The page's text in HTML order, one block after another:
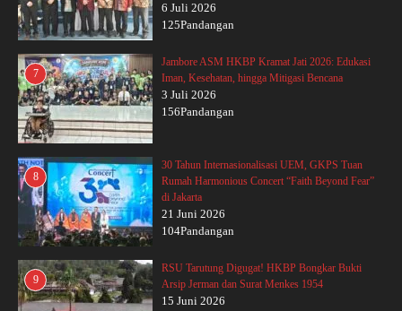
6 Juli 2026
125Pandangan
7
Jambore ASM HKBP Kramat Jati 2026: Edukasi
Iman, Kesehatan, hingga Mitigasi Bencana
3 Juli 2026
156Pandangan
8
30 Tahun Internasionalisasi UEM, GKPS Tuan
Rumah Harmonious Concert “Faith Beyond Fear”
di Jakarta
21 Juni 2026
104Pandangan
9
RSU Tarutung Digugat! HKBP Bongkar Bukti
Arsip Jerman dan Surat Menkes 1954
15 Juni 2026